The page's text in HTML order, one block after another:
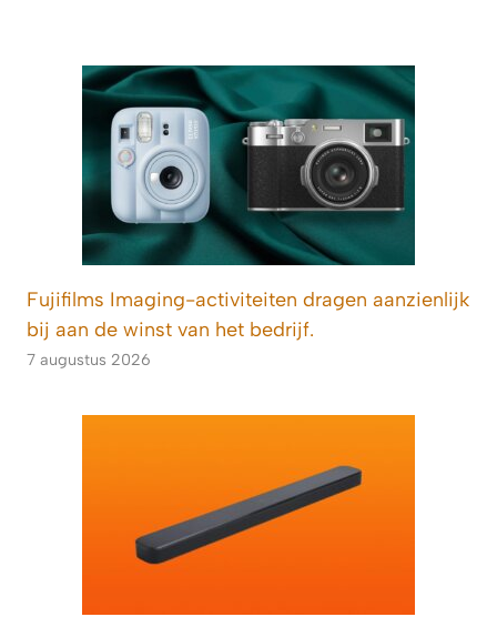
Fujifilms Imaging-activiteiten dragen aanzienlijk
bij aan de winst van het bedrijf.
7 augustus 2026